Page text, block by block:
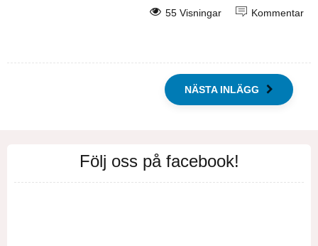
Kommentar
55 Visningar
NÄSTA INLÄGG
Följ oss på facebook!